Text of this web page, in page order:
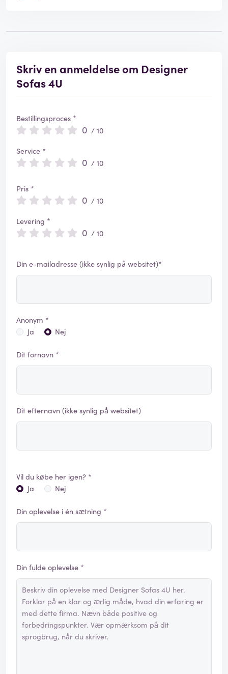
Skriv en anmeldelse om Designer
Sofas 4U
Bestillingsproces *
0 / 10
Service *
0 / 10
Pris *
0 / 10
Levering *
0 / 10
Din e-mailadresse (ikke synlig på websitet)*
Anonym *
Ja
Nej
Dit fornavn *
Dit efternavn (ikke synlig på websitet)
Vil du købe her igen? *
Ja
Nej
Din oplevelse i én sætning *
Din fulde oplevelse *